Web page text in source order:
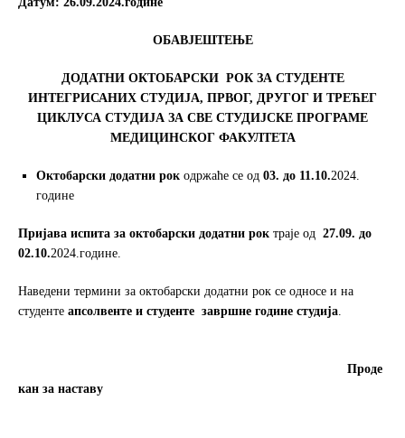
ОБАВЈЕШТЕЊЕ
ДОДАТНИ ОКТОБАРСКИ РОК ЗА СТУДЕНТЕ
ИНТЕГРИСАНИХ СТУДИЈА, ПРВОГ, ДРУГОГ И ТРЕЋЕГ
ЦИКЛУСА СТУДИЈА ЗА СВЕ СТУДИЈСКЕ ПРОГРАМЕ
МЕДИЦИНСКОГ ФАКУЛТЕТА
Октобарски додатни рок одржаће се од 03. до 11.10.2024.
године
Пријава испита за октобарски додатни рок траје од 27.09. до
02.10.2024.године.
Наведени термини за октобарски додатни рок се односe и на
студенте апсолвенте и студенте завршне године студија
Проде
кан за наставу